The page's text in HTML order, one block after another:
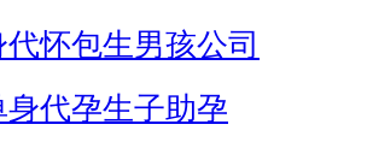
怀包生男孩公司
身代孕生子助孕